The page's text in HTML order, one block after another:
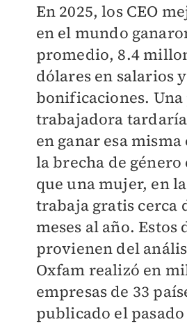
En 2025, los CEO
en el mundo
promedio, 8.4
dólares en salarios y
bonificaciones. Una
trabajadora tardaría
en ganar esa
la brecha de género
que una mujer, en
trabaja gratis cerca
meses al año. Estos
provienen del
Oxfam realizó en
empresas de 33
publicado el